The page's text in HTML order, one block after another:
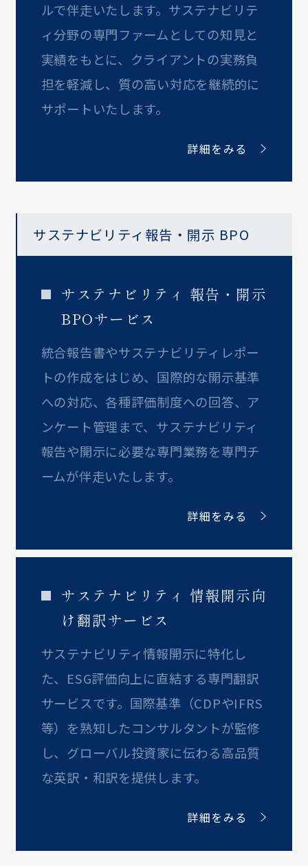
ルで伴走いたします。サステナビリテ
ィ分野の専門ファームとしての知見と
実績をもとに、クライアントの実務負
担を軽減し、質の高い対応を継続的に
サポートいたします。
詳細をみる
サステナビリティ報告・開示 BPO
サステナビリティ 報告・開示
BPOサービス
統合報告書やサステナビリティレポー
トの作成をはじめ、国際的な開示基準
への対応、各種評価制度への回答、ア
ンケート管理まで、サステナビリティ
報告や開示に必要な専門業務を専門チ
ームが伴走いたします。
詳細をみる
サステナビリティ 情報開示向
け翻訳サービス
サステナビリティ情報開示に特化し
た、ESG評価向上に直結する専門翻訳
サービスです。国際基準（CDPやIFRS
等）を熟知したコンサルタントが監修
し、グローバル投資家に伝わる高品質
な英訳・和訳を提供します。
詳細をみる